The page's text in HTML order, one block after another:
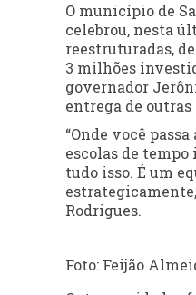
O município de
celebrou, nesta
reestruturadas,
3 milhões
governador
entrega de outras
“Onde você
escolas de
tudo isso. É um
Rodrigues.
Foto: Feijão